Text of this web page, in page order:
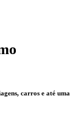
carros e até uma